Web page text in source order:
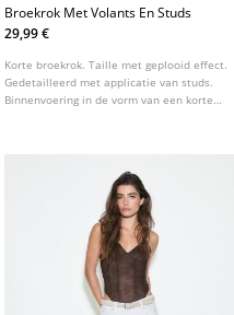
Broekrok Met Volants En Studs
29,99 €
Korte broekrok. Taille met geplooid effect.
Gedetailleerd met applicatie van studs.
Binnenvoering in de vorm van een korte